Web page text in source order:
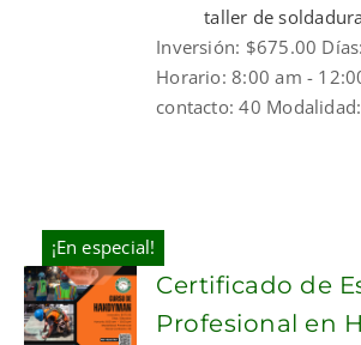
taller de soldadura
Inversión: $675.00
Horario: 8:00 am -
contacto: 40
¡En especial!
ADD TO
Certificado de
Profesional en